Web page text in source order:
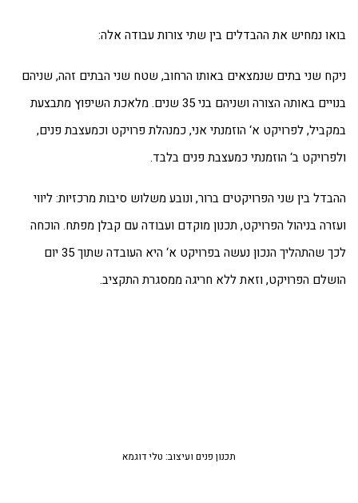
נמחיש את ההבדלים בין שתי צורות עבודה אלה:
שני בתים שנמצאים באותו הרחוב, שטח שני הבתים זהה, שניהם
בנויים באותה הצורה ושניהם בני 35 שנים. מלאכת השיפוץ מתבצעת
לפרויקט א‘ הוזמנתי אני, כמנהלת פרויקט וכמעצבת פנים,
ב‘ הוזמנתי כמעצבת פנים בלבד.
בין שני הפרויקטים ברור, ונובע משלוש סיבות מרכזיות: ליווי
בניהול הפרויקט, תכנון מוקדם ועבודה עם קבלן מפתח. הוכחה
לכך שהתהליך הנכון נעשה בפרויקט א‘ היא העובדה שתוך 35 יום
הפרויקט, וזאת ללא חריגה ממסגרת התקציב.
תכנון פנים ועיצוב: טלי דוגמא